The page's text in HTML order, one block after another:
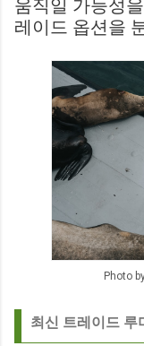
움직일 가능성
레이드 옵션을
Photo
최신 트레이드 루